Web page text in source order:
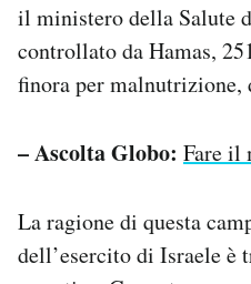
il ministero della Salute
controllato da Hamas,
finora per
– Ascolta Globo: Fare il
La ragione di questa
dell’esercito di Israele è